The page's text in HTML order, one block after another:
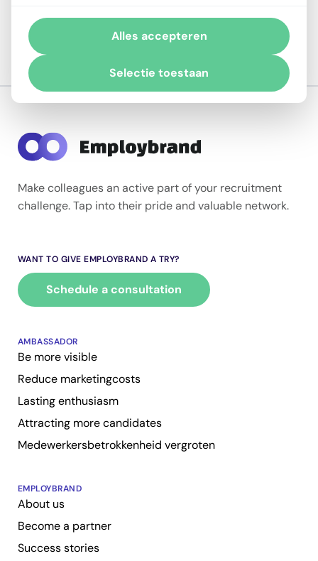
vind je alle beschikbare bestelformulieren.
Make colleagues an active part of your recruitment
challenge. Tap into their pride and valuable network.
WANT TO GIVE EMPLOYBRAND A TRY?
Schedule a consultation
AMBASSADOR
Be more visible
Reduce marketingcosts
Lasting enthusiasm
Attracting more candidates
Medewerkersbetrokkenheid vergroten
EMPLOYBRAND
About us
Become a partner
Success stories
Selectie toestaan
Alles accepteren